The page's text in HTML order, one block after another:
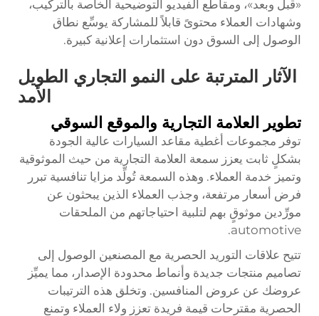
«قبل وبعد»، ومقاطع الفيديو التوضيحية الخاصة بالتركيب،
وشهادات العملاء محتوىً قابلاً للمشاركة يوسِّع نطاق
الوصول إلى السوق دون استثمارات إعلانية كبيرة.
الآثار المترتبة على النمو التجاري الطويل
الأمد
تطوير العلامة التجارية والموقع السوقي
توفر مجموعات أغطية مقاعد السيارات عالية الجودة
بشكلٍ ثابت يعزز سمعة العلامة التجارية من حيث الموثوقية
وتميز خدمة العملاء. وهذه السمعة تُولِّد مزايا تنافسية تبرر
فرض أسعار مرتفعة، وجذب العملاء الذين يبحثون عن
مورِّدين موثوقٍ بهم لتلبية احتياجاتهم من الملحقات
automotive.
تتيح علاقات التوريد الحصرية مع المصنعين الوصول إلى
تصاميم منتجات جديدة وأنماط محدودة الإصدار، مما يميِّز
عروضك عن عروض المنافسين. وتخلق هذه الترتيبات
الحصرية مقترحات قيمة فريدة تعزز ولاء العملاء وتمنع